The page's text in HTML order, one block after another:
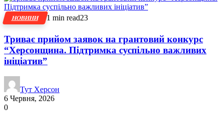
НОВИНИ 1 min read23
Триває прийом заявок на грантовий конкурс
“Херсонщина. Підтримка суспільно важливих
ініціатив”
Тут Херсон
6 Червня, 2026
0